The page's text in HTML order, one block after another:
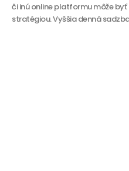
či inú online platformu môže
stratégiou. Vyššia denná